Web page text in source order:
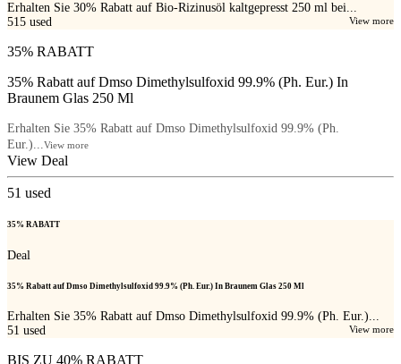
Erhalten Sie 30% Rabatt auf Bio-Rizinusöl kaltgepresst 250 ml bei...
View more
515 used
35% RABATT
35% Rabatt auf Dmso Dimethylsulfoxid 99.9% (Ph. Eur.) In
Braunem Glas 250 Ml
Erhalten Sie 35% Rabatt auf Dmso Dimethylsulfoxid 99.9% (Ph.
Eur.)...View more
View Deal
51 used
35% RABATT
Deal
35% Rabatt auf Dmso Dimethylsulfoxid 99.9% (Ph. Eur.) In Braunem Glas 250 Ml
Erhalten Sie 35% Rabatt auf Dmso Dimethylsulfoxid 99.9% (Ph. Eur.)...
View more
51 used
BIS ZU 40% RABATT